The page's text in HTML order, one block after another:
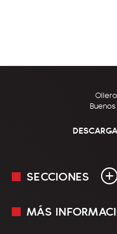
SECCIONES
En Vivo
MÁS